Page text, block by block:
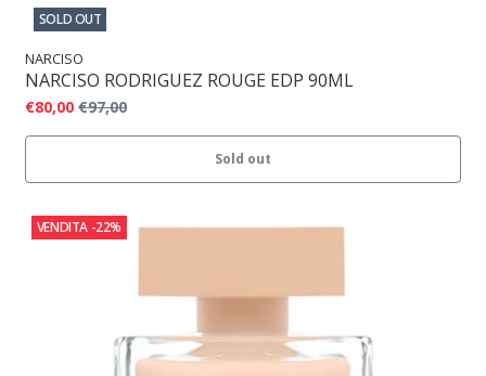
SOLD OUT
NARCISO
NARCISO RODRIGUEZ ROUGE EDP 90ML
€80,00 €97,00
Sold out
VENDITA -22%